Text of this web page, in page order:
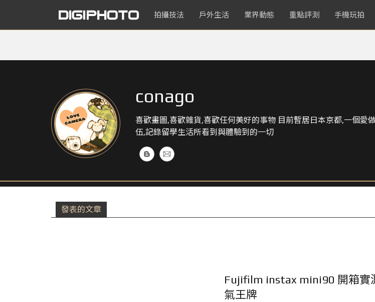
拍攝技法 戶外生活 業界動態 重點評測 手機玩拍
conago
喜歡畫圖,喜歡雜貨,喜歡任何美好的事物 目前暫居日本京都,一個
伍,記錄留學生活所看到與體驗到的一切
發表的文章
Fujifilm instax mini90 開箱實
氣王牌